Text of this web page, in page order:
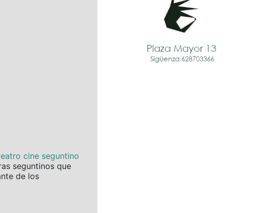
cine seguntino
seguntinos que
de los